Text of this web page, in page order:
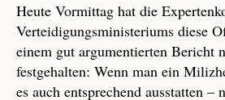
Heute Vormittag hat die
Verteidigungsministeriums diese
einem gut argumentierten Bericht
festgehalten: Wenn man ein
es auch entsprechend ausstatten